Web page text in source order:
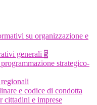
su organizzazione e
generali 5
strategico-
e codice di condotta
cittadini e imprese